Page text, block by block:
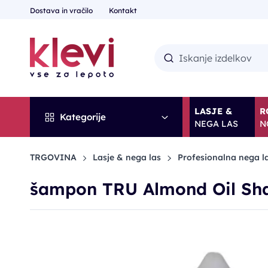
Dostava in vračilo Kontakt
Kategorije
LASJE &
NEGA LAS
TRGOVINA Lasje & nega las Profesionalna nega
šampon TRU Almond Oil